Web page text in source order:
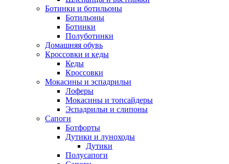
Ботинки и ботильоны
Ботильоны
Ботинки
Полуботинки
Домашняя обувь
Кроссовки и кеды
Кеды
Кроссовки
Мокасины и эспадрильи
Лоферы
Мокасины и топсайдеры
Эспадрильи и слипоны
Сапоги
Ботфорты
Дутики и луноходы
Дутики
Полусапоги